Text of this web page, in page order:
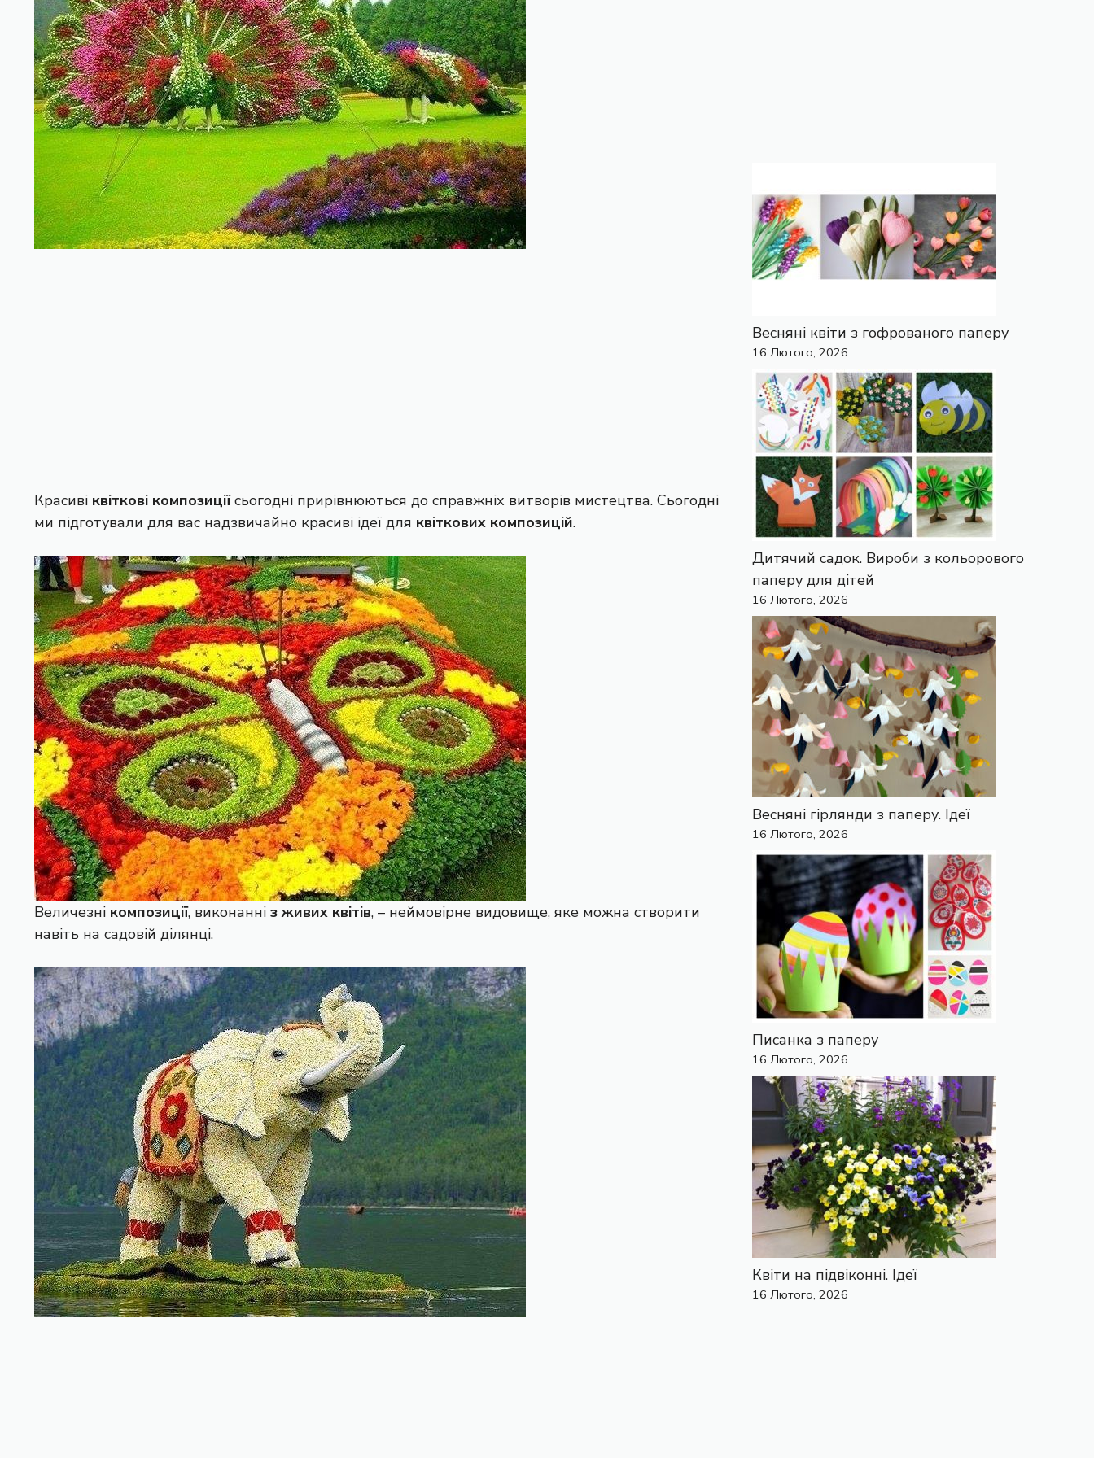
Красиві квіткові композиціїсьогодні прирівнюються до справжніх витворів мистецтва. Сьогодні
ми підготували для вас надзвичайно красиві ідеї для квіткових композицій.
Величезні композиції, виконанні з живих квітів, – неймовірне видовище, яке можна створити
навіть на садовій ділянці.
Весняні квіти з гофрованого паперу
16 Лютого, 2026
Дитячий садок. Вироби з кольорового
паперу для дітей
16 Лютого, 2026
Весняні гірлянди з паперу. Ідеї
16 Лютого, 2026
Писанка з паперу
16 Лютого, 2026
Квіти на підвіконні. Ідеї
16 Лютого, 2026